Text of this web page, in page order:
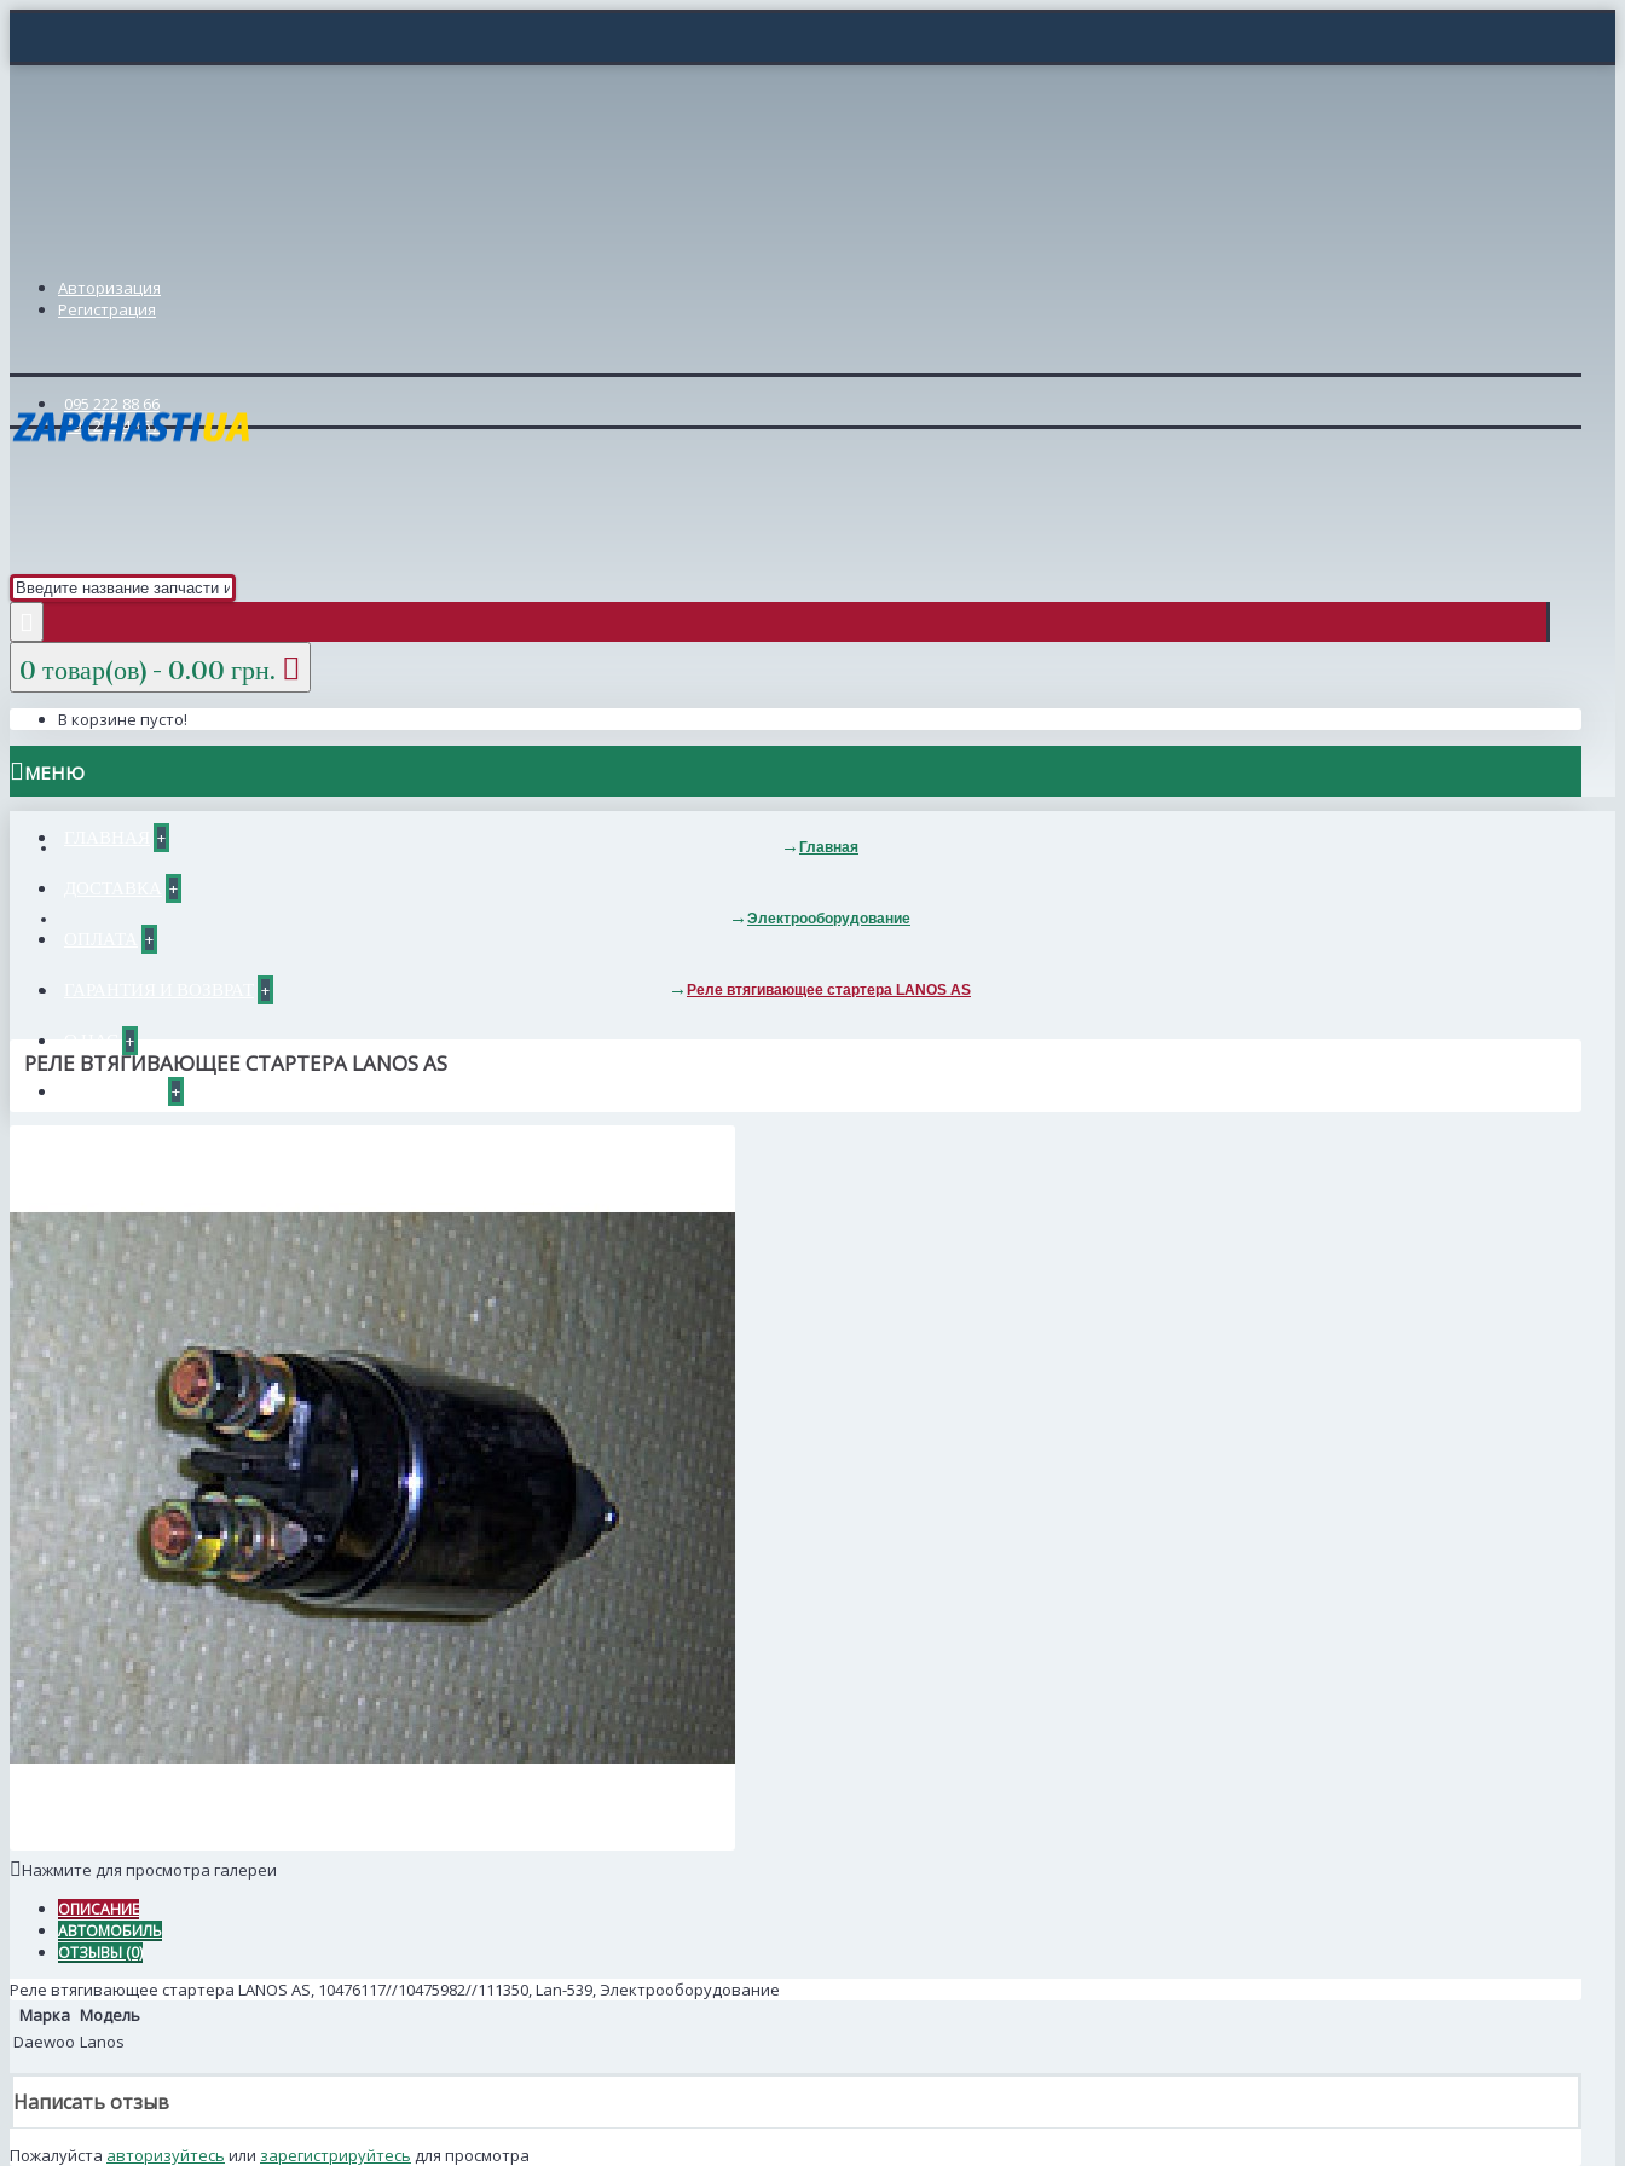
Авторизация
Регистрация
095 222 88 66
098 239 46 57
0 товар(ов) - 0.00 грн.
В корзине пусто!
МЕНЮ
+
+
+
+
+
+
Главная
Электрооборудование
Реле втягивающее стартера LANOS АS
РЕЛЕ ВТЯГИВАЮЩЕЕ СТАРТЕРА LANOS АS
Нажмите для просмотра галереи
ОПИСАНИЕ
АВТОМОБИЛЬ
ОТЗЫВЫ (0)
Реле втягивающее стартера LANOS АS, 10476117//10475982//111350, Lan-539, Электрооборудование
Марка Модель
Daewoo Lanos
Написать отзыв
Пожалуйста авторизуйтесь или зарегистрируйтесь для просмотра